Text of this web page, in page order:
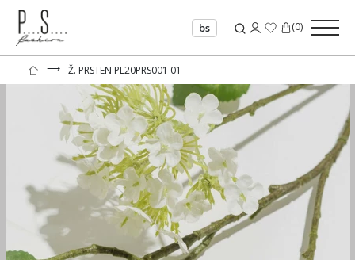
bs (0)
⟶ Ž. PRSTEN PL20PRS001 01